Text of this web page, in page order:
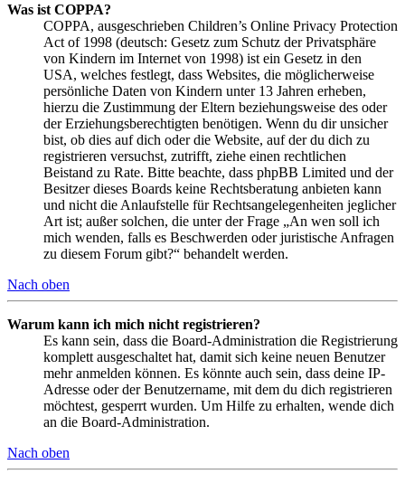
Was ist COPPA?
COPPA, ausgeschrieben Children’s Online Privacy Protection
Act of 1998 (deutsch: Gesetz zum Schutz der Privatsphäre
von Kindern im Internet von 1998) ist ein Gesetz in den
USA, welches festlegt, dass Websites, die möglicherweise
persönliche Daten von Kindern unter 13 Jahren erheben,
hierzu die Zustimmung der Eltern beziehungsweise des oder
der Erziehungsberechtigten benötigen. Wenn du dir unsicher
bist, ob dies auf dich oder die Website, auf der du dich zu
registrieren versuchst, zutrifft, ziehe einen rechtlichen
Beistand zu Rate. Bitte beachte, dass phpBB Limited und der
Besitzer dieses Boards keine Rechtsberatung anbieten kann
und nicht die Anlaufstelle für Rechtsangelegenheiten jeglicher
Art ist; außer solchen, die unter der Frage „An wen soll ich
mich wenden, falls es Beschwerden oder juristische Anfragen
zu diesem Forum gibt?“ behandelt werden.
Nach oben
Warum kann ich mich nicht registrieren?
Es kann sein, dass die Board-Administration die Registrierung
komplett ausgeschaltet hat, damit sich keine neuen Benutzer
mehr anmelden können. Es könnte auch sein, dass deine IP-
Adresse oder der Benutzername, mit dem du dich registrieren
möchtest, gesperrt wurden. Um Hilfe zu erhalten, wende dich
an die Board-Administration.
Nach oben